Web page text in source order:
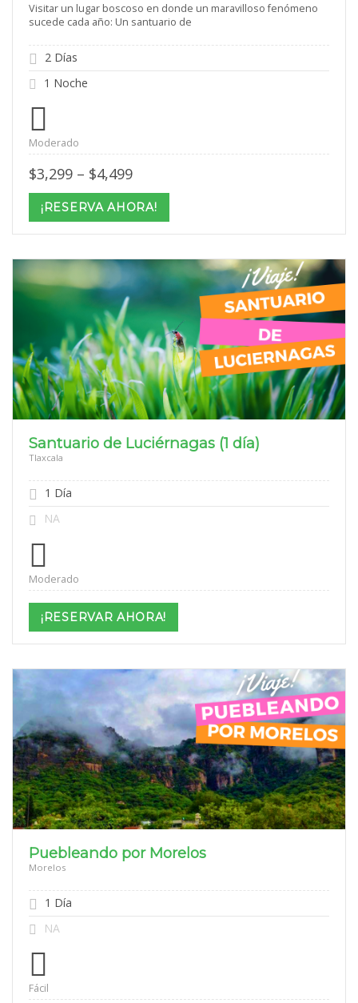
Visitar un lugar boscoso en donde un maravilloso fenómeno
sucede cada año: Un santuario de
2 Días
1 Noche
Moderado
$3,299 – $4,499Price
$3,299
through
$4,499
¡RESERVA AHORA!
Santuario de Luciérnagas (1 día)
Tlaxcala
1 Día
NA
Moderado
¡RESERVAR AHORA!
Puebleando por Morelos
Morelos
1 Día
NA
Fácil